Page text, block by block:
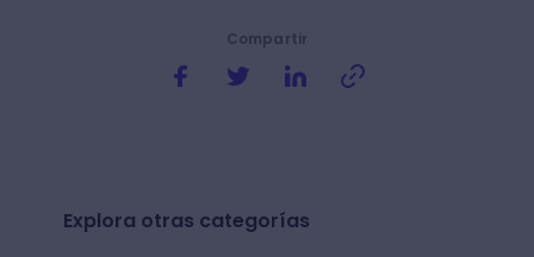
Compartir
Explora otras categorías